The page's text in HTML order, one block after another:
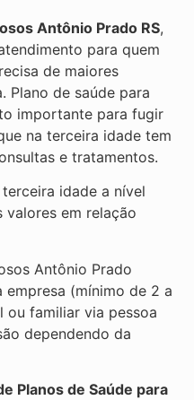
Antônio Prado RS,
para quem
de maiores
Plano de saúde para
importante para fugir
na terceira idade tem
e tratamentos.
idade a nível
valores em relação
Antônio Prado
(mínimo de 2 a
ou familiar via pessoa
dependendo da
Planos de Saúde para